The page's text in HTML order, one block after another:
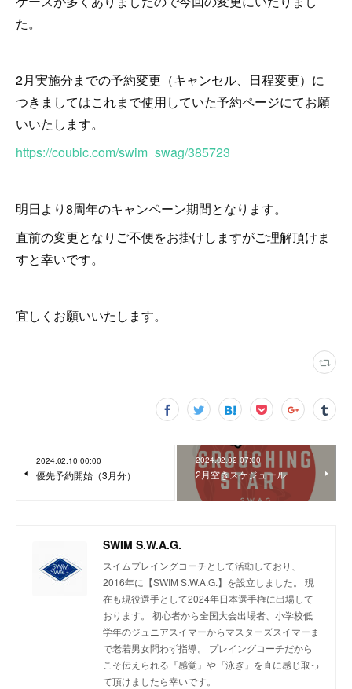
た。
2月実施分までの予約変更（キャンセル、日程変更）に
つきましてはこれまで使用していた予約ページにてお願
いいたします。
https://coubic.com/swim_swag/385723
明日より8周年のキャンペーン期間となります。
直前の変更となりご不便をお掛けしますがご理解頂けま
すと幸いです。
宜しくお願いいたします。
2024.02.10 00:00
優先予約開始（3月分）
2024.02.02 07:00
2月空きスケジュール
SWIM S.W.A.G.
スイムプレイングコーチとして活動しており、
2016年に【SWIM S.W.A.G.】を設立しました。 現
在も現役選手として2024年日本選手権に出場して
おります。 初心者から全国大会出場者、小学校低
学年のジュニアスイマーからマスターズスイマーま
で老若男女問わず指導。 プレイングコーチだから
こそ伝えられる『感覚』や『泳ぎ』を直に感じ取っ
て頂けましたら幸いです。